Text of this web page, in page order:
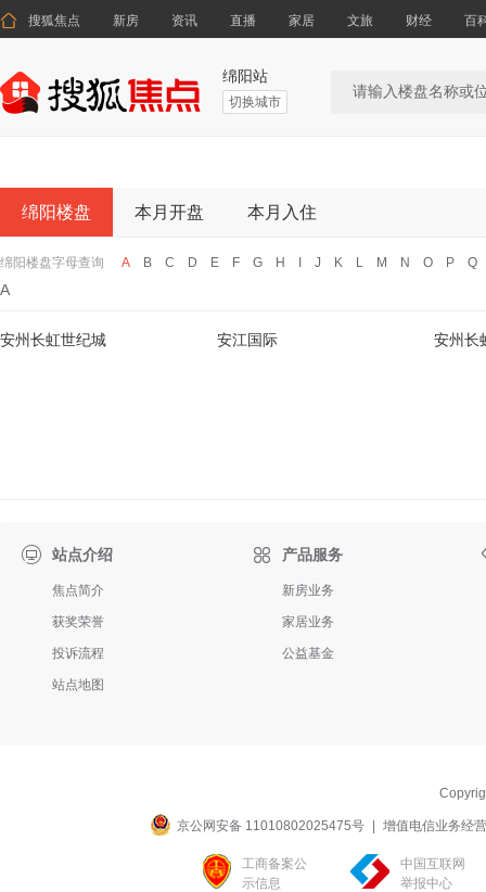
 搜狐焦点 新房 资讯 直播 家居 文旅 财经 百
绵阳站
切换城市
绵阳楼盘 本月开盘 本月入住
绵阳楼盘字母查询 A B C D E F G H J K L M N O P Q
A
安州长虹世纪城 安江国际 安州长
站点介绍
焦点简介
获奖荣誉
投诉流程
站点地图
 产品服务
新房业务
家居业务
公益基金
京公网安备 11010802025475号 增值电信业务经
工商备案公
示信息
中国互联网
举报中心